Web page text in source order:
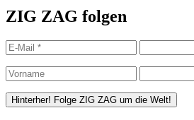
ZIG ZAG folgen